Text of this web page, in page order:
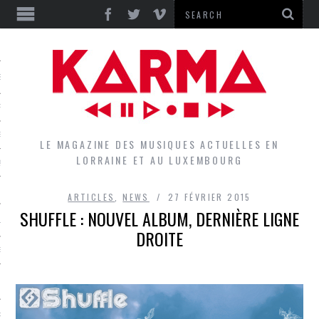
GROUPES DU LOCAL
LE MAGAZINE DES MUSIQUES ACTUELLES EN
LORRAINE ET AU LUXEMBOURG
ARTICLES ,NEWS 27 FÉVRIER 2015
SHUFFLE : NOUVEL ALBUM, DERNIÈRE LIGNE